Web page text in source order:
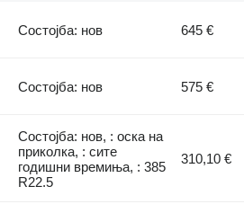
Состојба: нов 645 €
Состојба: нов 575 €
Состојба: нов, : оска на
приколка, : сите
годишни времиња, : 385
R22.5
310,10 €